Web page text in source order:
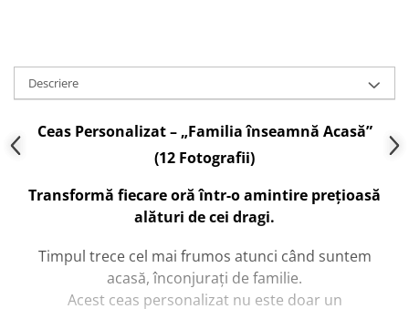
Descriere
Ceas Personalizat – „Familia înseamnă Acasă”
(12 Fotografii)
Transformă fiecare oră într-o amintire prețioasă
alături de cei dragi.
Timpul trece cel mai frumos atunci când suntem
acasă, înconjurați de familie.
Acest ceas personalizat nu este doar un